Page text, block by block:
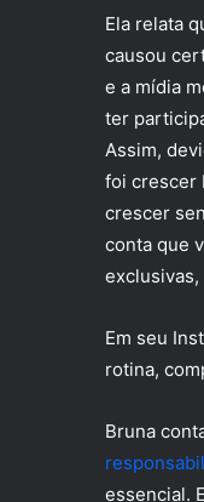
Ela relata
causou
e a mídia
ter
Assim,
foi crescer
crescer
conta que
exclusivas,
Em seu
rotina,
Bruna
essencial.